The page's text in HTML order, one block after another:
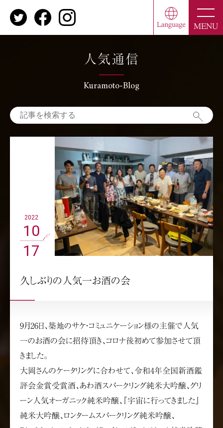
MENU
人気通信
Kuramoto-Blog
2022
10
17
久しぶりの人気一お酒の会
9月26日、築地のサケ・コミュニケーション様の主催で人気
一のお酒の会に招待頂き、コロナ後初めて参加させて頂
きました。
大岡さんのケータリングに合わせて、令和4年全国新酒鑑
評会金賞受賞酒、あわ酒スパークリング純米大吟醸、グリ
ーン人気オーガニック純米吟醸、『宇宙に行ってきました』
純米大吟醸、ロンタームスパークリング純米吟醸、